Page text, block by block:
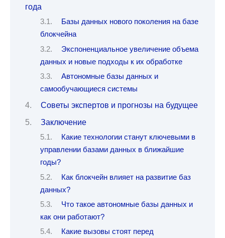
года
Базы данных нового поколения на базе
блокчейна
Экспоненциальное увеличение объема
данных и новые подходы к их обработке
Автономные базы данных и
самообучающиеся системы
Советы экспертов и прогнозы на будущее
Заключение
Какие технологии станут ключевыми в
управлении базами данных в ближайшие
годы?
Как блокчейн влияет на развитие баз
данных?
Что такое автономные базы данных и
как они работают?
Какие вызовы стоят перед